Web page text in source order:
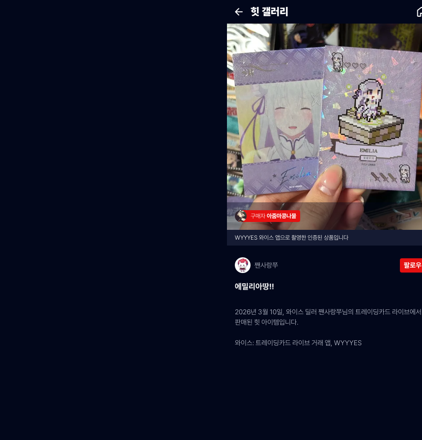
힛 갤러리
구매자 아줌마콩나물
WYYYES 와이스 앱으로 촬영한 인증된 상품입니다
짼사랑쭈 팔로우
에밀리아땅!!
2026년 3월 10일, 와이스 딜러 짼사랑쭈님의 트레이딩카드 라이브에서
판매된 힛 아이템입니다.
와이스: 트레이딩카드 라이브 거래 앱, WYYYES